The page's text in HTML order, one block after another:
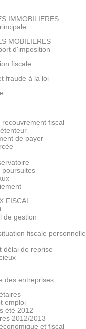
IMMOBILIERES
MOBILIERES
d'imposition
fiscale
fraude à la loi
fiscal
de payer
poursuites
FISCAL
de gestion
fiscale personnelle
délai de reprise
des entreprises
emploi
été 2012
2012/2013
et fiscal